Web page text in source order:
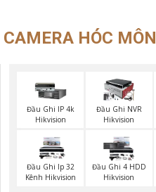
CAMERA HÓC MÔN
Đầu Ghi IP 4k
Hikvision
Đầu Ghi NVR
Hikvision
Đầu Ghi Ip 32
Kênh Hikvision
Đầu Ghi 4 HDD
Hikvision